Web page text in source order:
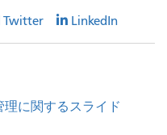
Twitter LinkedIn
理に関するスライド